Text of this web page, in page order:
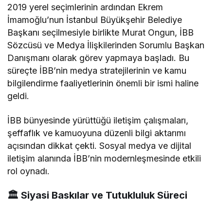
2019 yerel seçimlerinin ardından Ekrem
İmamoğlu’nun İstanbul Büyükşehir Belediye
Başkanı seçilmesiyle birlikte Murat Ongun, İBB
Sözcüsü ve Medya İlişkilerinden Sorumlu Başkan
Danışmanı olarak görev yapmaya başladı. Bu
süreçte İBB’nin medya stratejilerinin ve kamu
bilgilendirme faaliyetlerinin önemli bir ismi haline
geldi.
İBB bünyesinde yürüttüğü iletişim çalışmaları,
şeffaflık ve kamuoyuna düzenli bilgi aktarımı
açısından dikkat çekti. Sosyal medya ve dijital
iletişim alanında İBB’nin modernleşmesinde etkili
rol oynadı.
🏛️ Siyasi Baskılar ve Tutukluluk Süreci